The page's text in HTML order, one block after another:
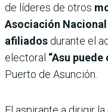
de líderes de otros
Asociación Nacional
afiliados durante el
electoral “Asu puede
Puerto de Asunción.